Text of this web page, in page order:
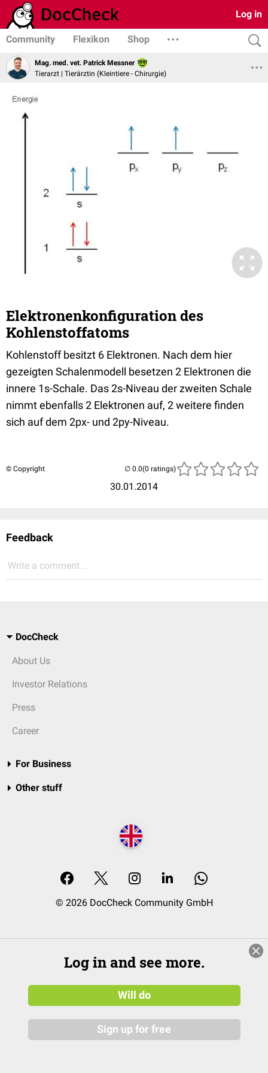
Log in
Community Flexikon Shop
Mag. med. vet. Patrick Messner
Tierarzt | Tierärztin (Kleintiere - Chirurgie)
Elektronenkonfiguration des
Kohlenstoffatoms
Kohlenstoff besitzt 6 Elektronen. Nach dem hier
gezeigten Schalenmodell besetzen 2 Elektronen die
innere 1s-Schale. Das 2s-Niveau der zweiten Schale
nimmt ebenfalls 2 Elektronen auf, 2 weitere finden
sich auf dem 2px- und 2py-Niveau.
© Copyright
30.01.2014
(0 ratings)
Feedback
Write a comment...
DocCheck
About Us
Investor Relations
Press
Career
For Business
Other stuff
© 2026 DocCheck Community GmbH
Log in and see more.
Will do
Sign up for free